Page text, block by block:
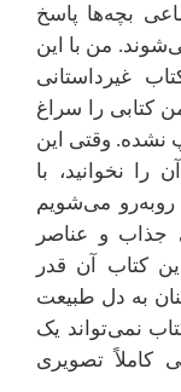
بچه‌ها پاسخ
من با این
غیرداستانی
کتابی را سراغ
نشده. وقتی این
را نخوانید، با
روبه‌رو می‌شویم
جذاب و عناصر
کتاب آن قدر
به دل طبیعت
نمی‌تواند یک
کاملاً تصویری